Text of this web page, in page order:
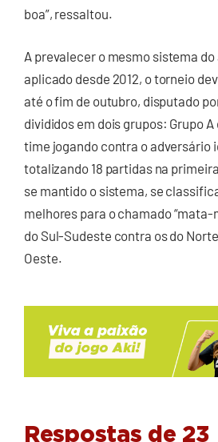
boa”, ressaltou.
A prevalecer o mesmo sistema do
aplicado desde 2012, o torneio
até o fim de outubro, disputado
divididos em dois grupos: Grupo A
time jogando contra o adversário
totalizando 18 partidas na
se mantido o sistema, se
melhores para o chamado
do Sul-Sudeste contra os do
Oeste.
Respostas de 23